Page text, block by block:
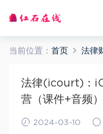
当前位置： 首页 法律
法律(icourt)：
营（课件+音频
2024-03-10